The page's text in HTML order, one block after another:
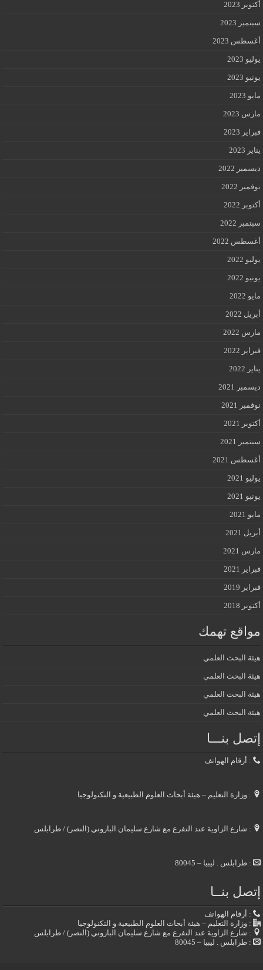
أكتوبر 2023
سبتمبر 2023
أغسطس 2023
يوليو 2023
يونيو 2023
مايو 2023
مارس 2023
فبراير 2023
يناير 2023
ديسمبر 2022
نوفمبر 2022
أكتوبر 2022
سبتمبر 2022
أغسطس 2022
يوليو 2022
يونيو 2022
مايو 2022
أبريل 2022
مارس 2022
فبراير 2022
يناير 2022
ديسمبر 2021
نوفمبر 2021
أكتوبر 2021
سبتمبر 2021
أغسطس 2021
يوليو 2021
يونيو 2021
مايو 2021
أبريل 2021
مارس 2021
فبراير 2021
فبراير 2019
أكتوبر 2018
مواقع تهمك
هيئة البحث العلمي
هيئة البحث العلمي
هيئة البحث العلمي
هيئة البحث العلمي
إتصل بنـــا
: أرقام الهواتف
: وزارة التعليم – هيئة أبحاث العلوم الطبيعية و التكنولوجيا
: شارع الزاوية عند التفرع مع شارع سليمان الباروني (النصر) / طرابلس
: طرابلس . ليبيا – 80045
إتصل بنــا
: أرقام الهواتف
: وزارة التعليم – هيئة أبحاث العلوم الطبيعية و التكنولوجيا
: شارع الزاوية عند التفرع مع شارع سليمان الباروني (النصر) / طرابلس
: طرابلس . ليبيا – 80045